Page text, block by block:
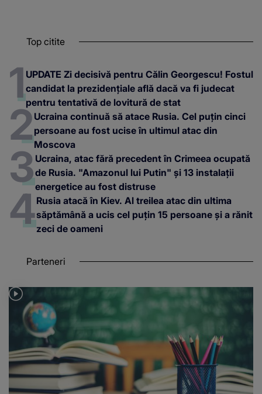
Top citite
UPDATE Zi decisivă pentru Călin Georgescu! Fostul
candidat la prezidențiale află dacă va fi judecat
pentru tentativă de lovitură de stat
Ucraina continuă să atace Rusia. Cel puțin cinci
persoane au fost ucise în ultimul atac din
Moscova
Ucraina, atac fără precedent în Crimeea ocupată
de Rusia. "Amazonul lui Putin" și 13 instalații
energetice au fost distruse
Rusia atacă în Kiev. Al treilea atac din ultima
săptămână a ucis cel puțin 15 persoane și a rănit
zeci de oameni
Parteneri